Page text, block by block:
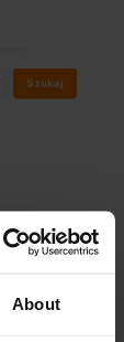
About
Szukaj